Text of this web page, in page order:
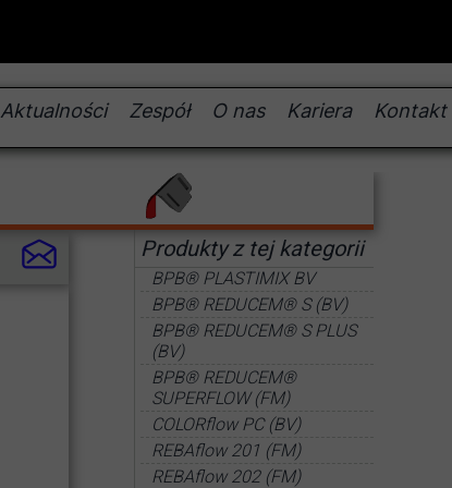
Aktualności Zespół O nas Kariera Kontakt
Produkty z tej kategorii
BPB® PLASTIMIX BV
BPB® REDUCEM® S (BV)
BPB® REDUCEM® S PLUS
(BV)
BPB® REDUCEM®
SUPERFLOW (FM)
COLORflow PC (BV)
REBAflow 201 (FM)
REBAflow 202 (FM)